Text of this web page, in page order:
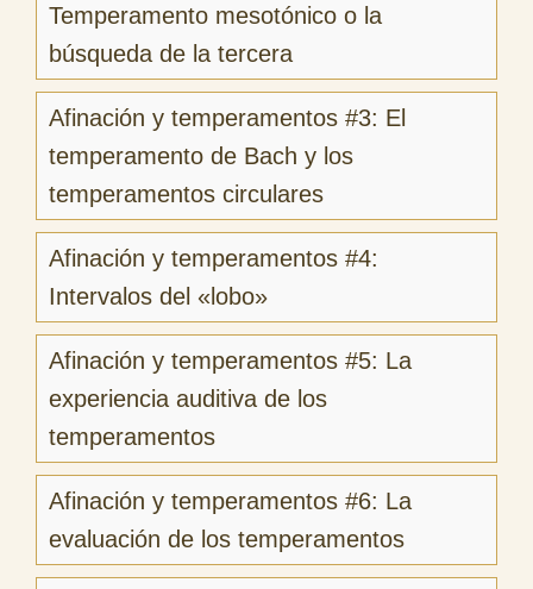
Temperamento mesotónico o la
búsqueda de la tercera
Afinación y temperamentos #3: El
temperamento de Bach y los
temperamentos circulares
Afinación y temperamentos #4:
Intervalos del «lobo»
Afinación y temperamentos #5: La
experiencia auditiva de los
temperamentos
Afinación y temperamentos #6: La
evaluación de los temperamentos